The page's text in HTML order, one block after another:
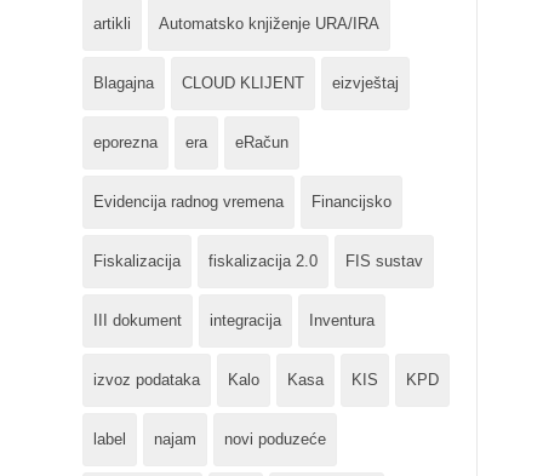
artikli Automatsko knjiženje URA/IRA
Blagajna CLOUD KLIJENT eizvještaj
eporezna era eRačun
Evidencija radnog vremena Financijsko
Fiskalizacija fiskalizacija 2.0 FIS sustav
III dokument integracija Inventura
izvoz podataka Kalo Kasa KIS KPD
label najam novi poduzeće